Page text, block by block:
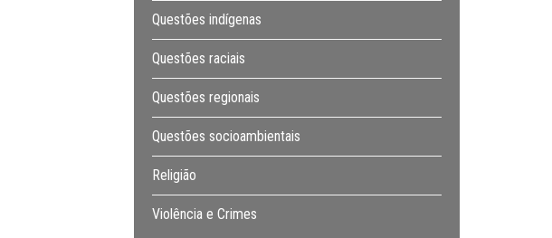
Questões indígenas
Questões raciais
Questões regionais
Questões socioambientais
Religião
Violência e Crimes